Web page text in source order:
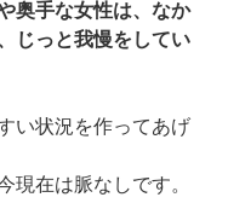
奥手な女性は、なか
じっと我慢をしてい
い状況を作ってあげ
現在は脈なしです。